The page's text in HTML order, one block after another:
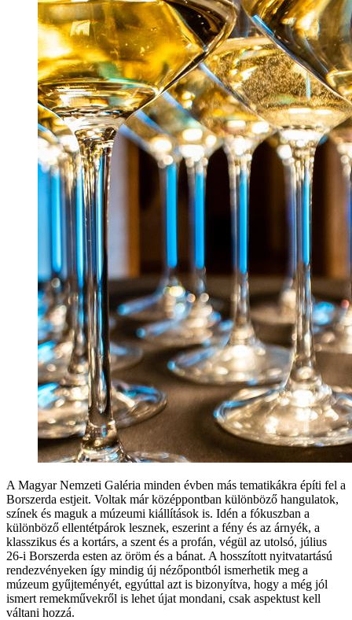
A Magyar Nemzeti Galéria minden évben más tematikákra építi fel a
Borszerda estjeit. Voltak már középpontban különböző hangulatok,
színek és maguk a múzeumi kiállítások is. Idén a fókuszban a
különböző ellentétpárok lesznek, eszerint a fény és az árnyék, a
klasszikus és a kortárs, a szent és a profán, végül az utolsó, július
26-i Borszerda esten az öröm és a bánat. A hosszított nyitvatartású
rendezvényeken így mindig új nézőpontból ismerhetik meg a
múzeum gyűjteményét, egyúttal azt is bizonyítva, hogy a még jól
ismert remekművekről is lehet újat mondani, csak aspektust kell
váltani hozzá.